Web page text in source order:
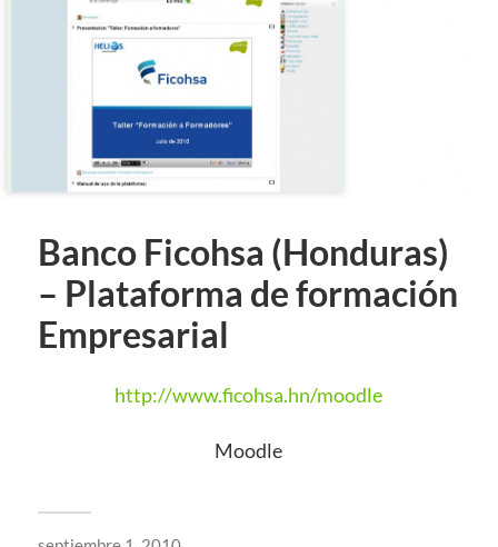
Banco Ficohsa (Honduras)
– Plataforma de formación
Empresarial
http://www.ficohsa.hn/moodle
Moodle